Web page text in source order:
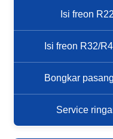
Isi freon R22
Isi freon R32/
Bongkar
Service